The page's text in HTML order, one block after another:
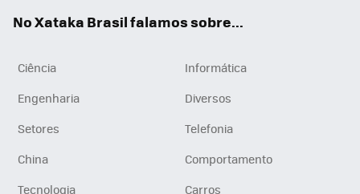
No Xataka Brasil falamos sobre...
Ciência
Informática
Engenharia
Diversos
Setores
Telefonia
China
Comportamento
Tecnologia
Carros